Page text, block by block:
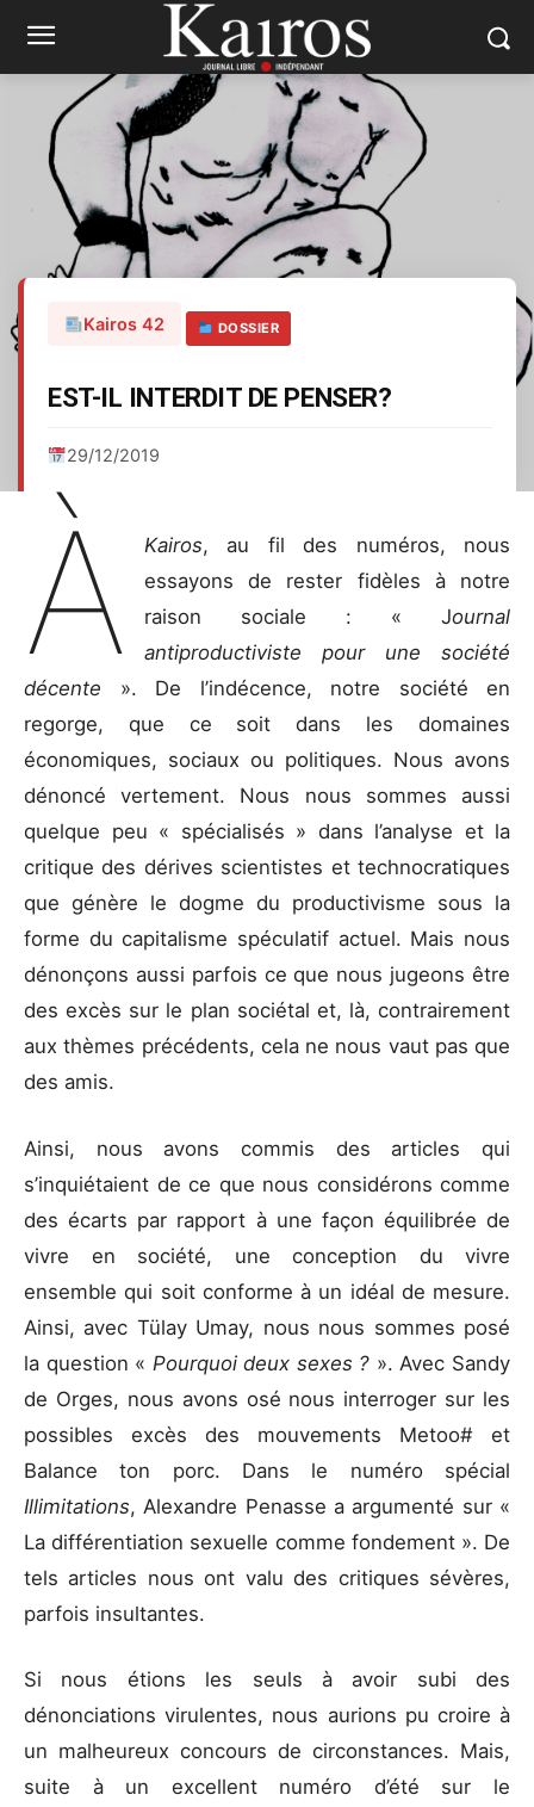
Kairos 42 DOSSIER
EST-IL INTERDIT DE PENSER?
29/12/2019
À Kairos, au fil des numéros, nous
essayons de rester fidèles à notre
raison sociale : « Journal
antiproductiviste pour une société
décente ». De l’indécence, notre société en
regorge, que ce soit dans les domaines
économiques, sociaux ou politiques. Nous avons
dénoncé vertement. Nous nous sommes aussi
quelque peu « spécialisés » dans l’analyse et la
critique des dérives scientistes et technocratiques
que génère le dogme du productivisme sous la
forme du capitalisme spéculatif actuel. Mais nous
dénonçons aussi parfois ce que nous jugeons être
des excès sur le plan sociétal et, là, contrairement
aux thèmes précédents, cela ne nous vaut pas que
des amis.
Ainsi, nous avons commis des articles qui
s’inquiétaient de ce que nous considérons comme
des écarts par rapport à une façon équilibrée de
vivre en société, une conception du vivre
ensemble qui soit conforme à un idéal de mesure.
Ainsi, avec Tülay Umay, nous nous sommes posé
la question « Pourquoi deux sexes ? ». Avec Sandy
de Orges, nous avons osé nous interroger sur les
possibles excès des mouvements Metoo# et
Balance ton porc. Dans le numéro spécial
Illimitations, Alexandre Penasse a argumenté sur «
La différentiation sexuelle comme fondement ». De
tels articles nous ont valu des critiques sévères,
parfois insultantes.
Si nous étions les seuls à avoir subi des
dénonciations virulentes, nous aurions pu croire à
un malheureux concours de circonstances. Mais,
suite à un excellent numéro d’été sur le